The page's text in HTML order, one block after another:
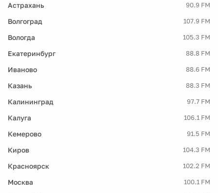
Астрахань 90.9 FM
Волгоград 107.9 FM
Вологда 105.3 FM
Екатеринбург 88.8 FM
Иваново 88.6 FM
Казань 88.3 FM
Калининград 97.7 FM
Калуга 106.1 FM
Кемерово 91.5 FM
Киров 104.3 FM
Красноярск 102.2 FM
Москва 100.1 FM